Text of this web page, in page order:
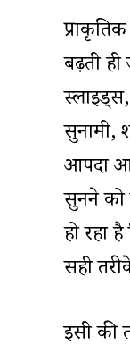
बढ़ती
सुनामी,
आपदा
सुनने को
हो रहा
सही
इसी की